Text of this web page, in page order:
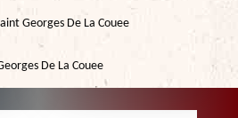
Georges De La Couee
De La Couee